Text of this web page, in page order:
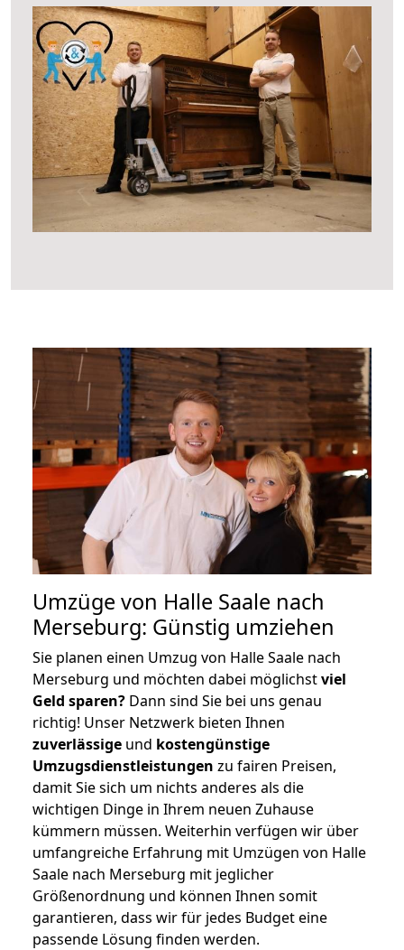
Umzüge von Halle Saale nach
Merseburg: Günstig umziehen
Sie planen einen Umzug von Halle Saale nach
Merseburg und möchten dabei möglichstviel
Geld sparen? Dann sind Sie bei uns genau
richtig! Unser Netzwerk bieten Ihnen
zuverlässige und kostengünstige
Umzugsdienstleistungen zu fairen Preisen,
damit Sie sich um nichts anderes als die
wichtigen Dinge in Ihrem neuen Zuhause
kümmern müssen. Weiterhin verfügen wir über
umfangreiche Erfahrung mit Umzügen von Halle
Saale nach Merseburg mit jeglicher
Größenordnung und können Ihnen somit
garantieren, dass wir für jedes Budget eine
passende Lösung finden werden.